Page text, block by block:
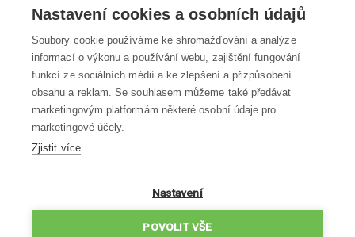
Kontakt
Kontaktujte nás
info@robotworld.cz
220 770 770 Po-Pá 8:00—16:00
VŠECHNY KONTAKTY
ZÁSADY OCHRANY OSOBNÍCH ÚDAJŮ
Nastavení cookies a osobních údajů
Soubory cookie používáme ke shromažďování a analýze
informací o výkonu a používání webu, zajištění fungování
funkcí ze sociálních médií a ke zlepšení a přizpůsobení
obsahu a reklam. Se souhlasem můžeme také předávat
marketingovým platformám některé osobní údaje pro
marketingové účely.
Zjistit více
Nastavení
POVOLIT VŠE